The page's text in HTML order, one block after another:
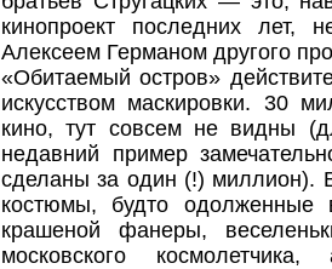
кинопроект последних лет,
Алексеем Германом другого
«Обитаемый остров»
искусством маскировки. 30
кино, тут совсем не видны
недавний пример
сделаны за один (!) миллион).
костюмы, будто
крашеной фанеры,
московского космолетчика,